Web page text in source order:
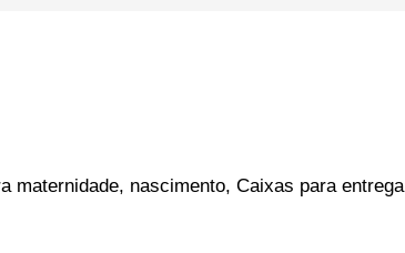
maternidade, nascimento, Caixas para entrega